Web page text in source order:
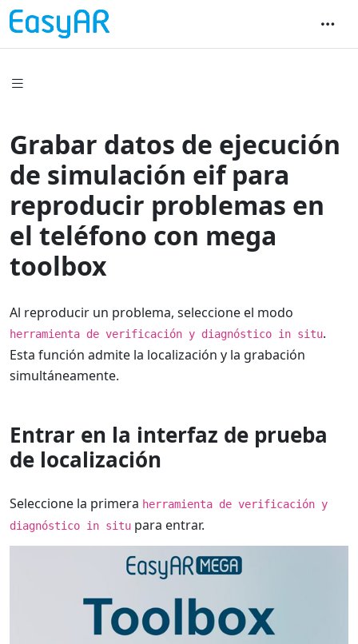
Grabar datos de ejecución
de simulación eif para
reproducir problemas en
el teléfono con mega
toolbox
Al reproducir un problema, seleccione el modo
herramienta de verificación y diagnóstico in situ.
Esta función admite la localización y la grabación
simultáneamente.
Entrar en la interfaz de prueba
de localización
Seleccione la primera herramienta de verificación y
diagnóstico in situ para entrar.